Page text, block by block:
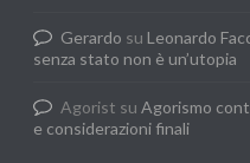
Gerardo su Leonardo
senza stato non è un’utopia
Agorist suAgorismo
e considerazioni finali